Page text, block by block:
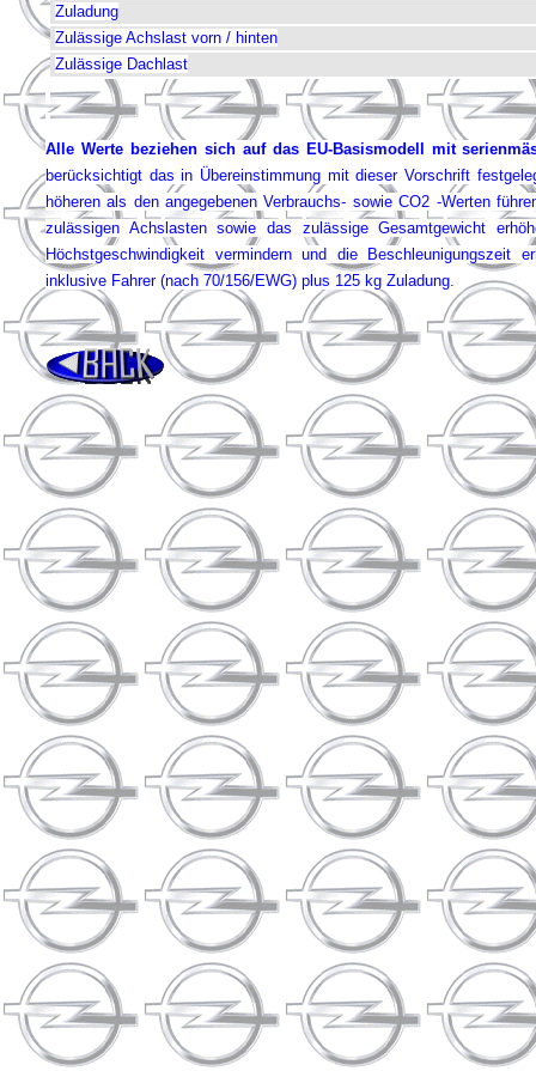
Zuladung
Zulässige Achslast vorn / hinten
Zulässige Dachlast
Alle Werte beziehen sich auf das EU-Basismodell mit
berücksichtigt das in Übereinstimmung mit dieser Vorschrift
höheren als den angegebenen Verbrauchs- sowie CO2 -Werten
zulässigen Achslasten sowie das zulässige Gesamtgewicht
Höchstgeschwindigkeit vermindern und die Beschleunigungszeit
inklusive Fahrer (nach 70/156/EWG) plus 125 kg Zuladung.